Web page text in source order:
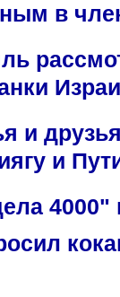
в
и
и
4000"